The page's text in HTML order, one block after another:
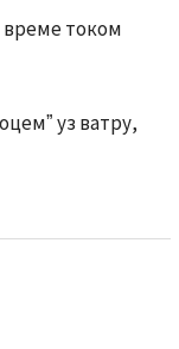
време током
уз ватру,